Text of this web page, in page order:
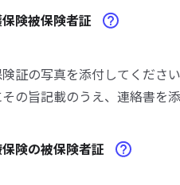
険被保険者証
証の写真を添付してくださ
の旨記載のうえ、連絡書を
険の被保険者証